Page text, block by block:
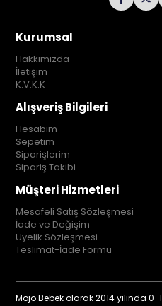
Kurumsal
Hakkımızda
İletişim
K.V.K.K
Alışveriş Bilgileri
Hesabım
Sepetim
Siparişlerim
Sipariş Takibi
Müşteri Hizmetleri
Mesafeli Satış Sözleşmesi
İade ve Değişim
Üyelik Sözleşmesi
Teslimat-İade Formu
Mojo Bebek olarak 2014 yılında